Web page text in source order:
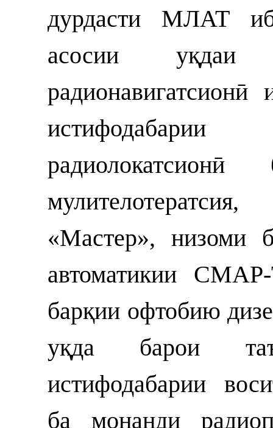
дурдасти МЛАТ
асосии уқдаи
«Мастер», низоми
автоматикии
барқии офтобию
уқда барои
истифодабарии
ба монанди